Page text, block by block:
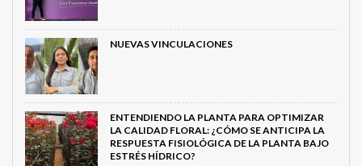
NUEVAS VINCULACIONES
ENTENDIENDO LA PLANTA PARA OPTIMIZAR
LA CALIDAD FLORAL: ¿CÓMO SE ANTICIPA LA
RESPUESTA FISIOLÓGICA DE LA PLANTA BAJO
ESTRÉS HÍDRICO?